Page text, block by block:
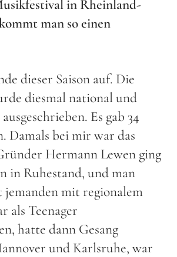
in Rheinland-
man so einen
dieser Saison auf. Die
diesmal national und
Es gab 34
Damals bei mir war das
Hermann Lewen ging
in Ruhestand, und man
jemanden mit regionalem
als Teenager
hatte dann Gesang
und Karlsruhe, war